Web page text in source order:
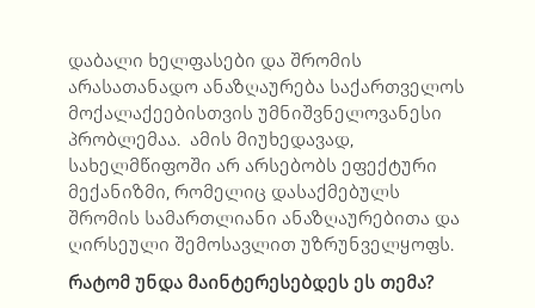
დაბალი ხელფასები და შრომის
არასათანადო ანაზღაურება საქართველოს
მოქალაქეებისთვის უმნიშვნელოვანესი
პრობლემაა. ამის მიუხედავად,
სახელმწიფოში არ არსებობს ეფექტური
მექანიზმი, რომელიც დასაქმებულს
შრომის სამართლიანი ანაზღაურებითა და
ღირსეული შემოსავლით უზრუნველყოფს.
რატომ უნდა მაინტერესებდეს ეს თემა?